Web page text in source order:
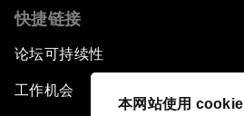
本网站使用 cookie
快捷链接
论坛可持续性
工作机会